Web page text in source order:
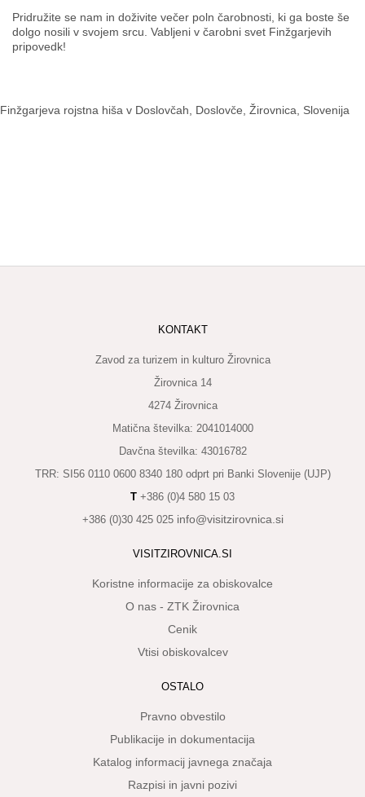
Pridružite se nam in doživite večer poln čarobnosti, ki ga boste še
dolgo nosili v svojem srcu. Vabljeni v čarobni svet Finžgarjevih
pripovedk!
Finžgarjeva rojstna hiša v Doslovčah, Doslovče, Žirovnica, Slovenija
KONTAKT
Zavod za turizem in kulturo Žirovnica
Žirovnica 14
4274 Žirovnica
Matična številka: 2041014000
Davčna številka: 43016782
TRR: SI56 0110 0600 8340 180 odprt pri Banki Slovenije (UJP)
T +386 (0)4 580 15 03
+386 (0)30 425 025 info@visitzirovnica.si
VISITZIROVNICA.SI
Koristne informacije za obiskovalce
O nas - ZTK Žirovnica
Cenik
Vtisi obiskovalcev
OSTALO
Pravno obvestilo
Publikacije in dokumentacija
Katalog informacij javnega značaja
Razpisi in javni pozivi